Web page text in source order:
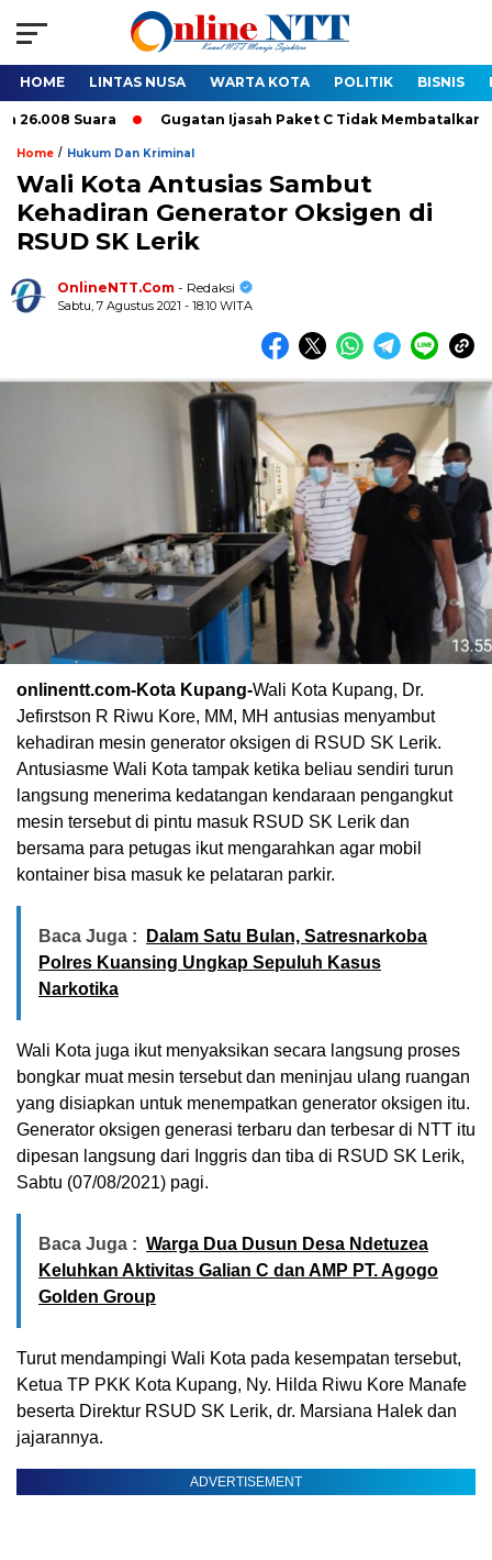
HOME LINTAS NUSA WARTA KOTA POLITIK BISNIS
Suara Gugatan Ijasah Paket C Tidak Membatalkan
Home / Hukum Dan Kriminal
Wali Kota Antusias Sambut
Kehadiran Generator Oksigen di
RSUD SK Lerik
OnlineNTT.Com - Redaksi
Sabtu, 7 Agustus 2021 - 18:10 WITA
onlinentt.com-Kota Kupang-Wali Kota Kupang, Dr.
Jefirstson R Riwu Kore, MM, MH antusias menyambut
kehadiran mesin generator oksigen di RSUD SK Lerik.
Antusiasme Wali Kota tampak ketika beliau sendiri turun
langsung menerima kedatangan kendaraan pengangkut
mesin tersebut di pintu masuk RSUD SK Lerik dan
bersama para petugas ikut mengarahkan agar mobil
kontainer bisa masuk ke pelataran parkir.
Baca Juga :
Dalam Satu Bulan, Satresnarkoba
Polres Kuansing Ungkap Sepuluh Kasus
Narkotika
Wali Kota juga ikut menyaksikan secara langsung proses
bongkar muat mesin tersebut dan meninjau ulang ruangan
yang disiapkan untuk menempatkan generator oksigen itu.
Generator oksigen generasi terbaru dan terbesar di NTT itu
dipesan langsung dari Inggris dan tiba di RSUD SK Lerik,
Sabtu (07/08/2021) pagi.
Baca Juga : Warga Dua Dusun Desa Ndetuzea
Keluhkan Aktivitas Galian C dan AMP PT. Agogo
Golden Group
Turut mendampingi Wali Kota pada kesempatan tersebut,
Ketua TP PKK Kota Kupang, Ny. Hilda Riwu Kore Manafe
beserta Direktur RSUD SK Lerik, dr. Marsiana Halek dan
jajarannya.
ADVERTISEMENT